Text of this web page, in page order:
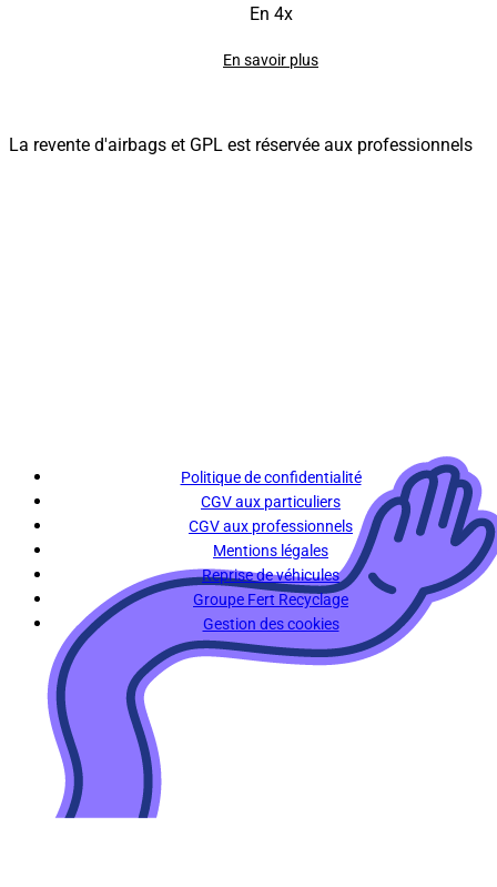
En 4x
En savoir plus
La revente d'airbags et GPL est réservée aux professionnels
Politique de confidentialité
CGV aux particuliers
CGV aux professionnels
Mentions légales
Reprise de véhicules
Groupe Fert Recyclage
Gestion des cookies